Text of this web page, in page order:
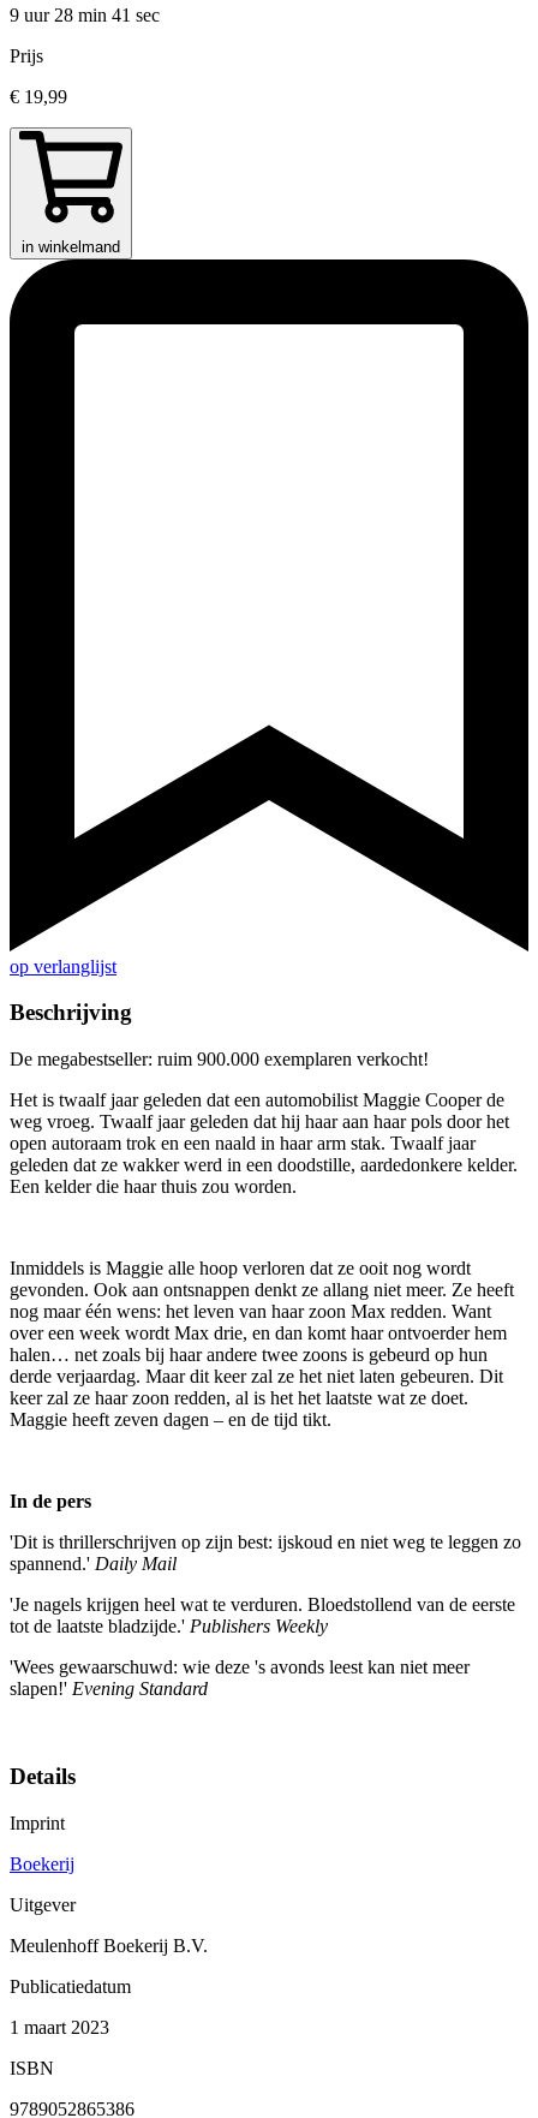
9 uur 28 min 41 sec
Prijs
€ 19,99
in winkelmand
op verlanglijst
Beschrijving
De megabestseller: ruim 900.000 exemplaren verkocht!
Het is twaalf jaar geleden dat een automobilist Maggie Cooper de
weg vroeg. Twaalf jaar geleden dat hij haar aan haar pols door het
open autoraam trok en een naald in haar arm stak. Twaalf jaar
geleden dat ze wakker werd in een doodstille, aardedonkere kelder.
Een kelder die haar thuis zou worden.
Inmiddels is Maggie alle hoop verloren dat ze ooit nog wordt
gevonden. Ook aan ontsnappen denkt ze allang niet meer. Ze heeft
nog maar één wens: het leven van haar zoon Max redden. Want
over een week wordt Max drie, en dan komt haar ontvoerder hem
halen… net zoals bij haar andere twee zoons is gebeurd op hun
derde verjaardag. Maar dit keer zal ze het niet laten gebeuren. Dit
keer zal ze haar zoon redden, al is het het laatste wat ze doet.
Maggie heeft zeven dagen – en de tijd tikt.
In de pers
'Dit is thrillerschrijven op zijn best: ijskoud en niet weg te leggen zo
spannend.' Daily Mail
'Je nagels krijgen heel wat te verduren. Bloedstollend van de eerste
tot de laatste bladzijde.' Publishers Weekly
'Wees gewaarschuwd: wie deze 's avonds leest kan niet meer
slapen!' Evening Standard
Details
Imprint
Boekerij
Uitgever
Meulenhoff Boekerij B.V.
Publicatiedatum
1 maart 2023
ISBN
9789052865386